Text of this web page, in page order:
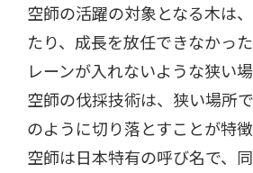
空師の活躍の対象となる木は
たり、成長を放任できなかっ
レーンが入れないような狭い
空師の伐採技術は、狭い場所
のように切り落とすことが特徴
空師は日本特有の呼び名で、